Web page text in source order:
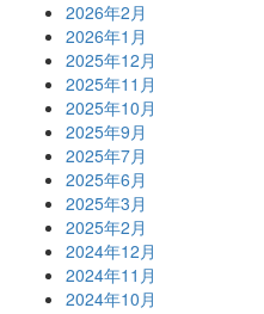
2026年2月
2026年1月
2025年12月
2025年11月
2025年10月
2025年9月
2025年7月
2025年6月
2025年3月
2025年2月
2024年12月
2024年11月
2024年10月